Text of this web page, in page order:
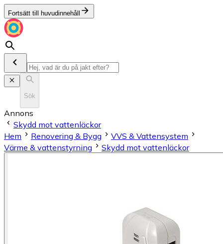
Fortsätt till huvudinnehåll
Sök
Annons
Skydd mot vattenläckor
Hem
Renovering & Bygg
VVS & Vattensystem
Värme & vattenstyrning
Skydd mot vattenläckor